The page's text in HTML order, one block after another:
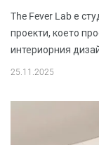
The Fever Lab е
проекти, което
интериорния
25.11.2025